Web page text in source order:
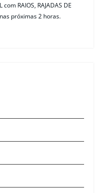
RAIOS, RAJADAS DE
próximas 2 horas.